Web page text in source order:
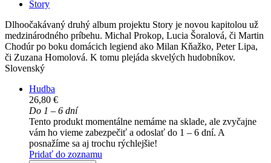
Story
Dlhoočakávaný druhý album projektu Story je novou kapitolou už
medzinárodného príbehu. Michal Prokop, Lucia Šoralová, či Martin
Chodúr po boku domácich legiend ako Milan Kňažko, Peter Lipa,
či Zuzana Homolová. K tomu plejáda skvelých hudobníkov.
Slovenský
Hudba
26,80 €
Do 1 – 6 dní
Tento produkt momentálne nemáme na sklade, ale zvyčajne
vám ho vieme zabezpečiť a odoslať do 1 – 6 dní. A
posnažíme sa aj trochu rýchlejšie!
Pridať do zoznamu